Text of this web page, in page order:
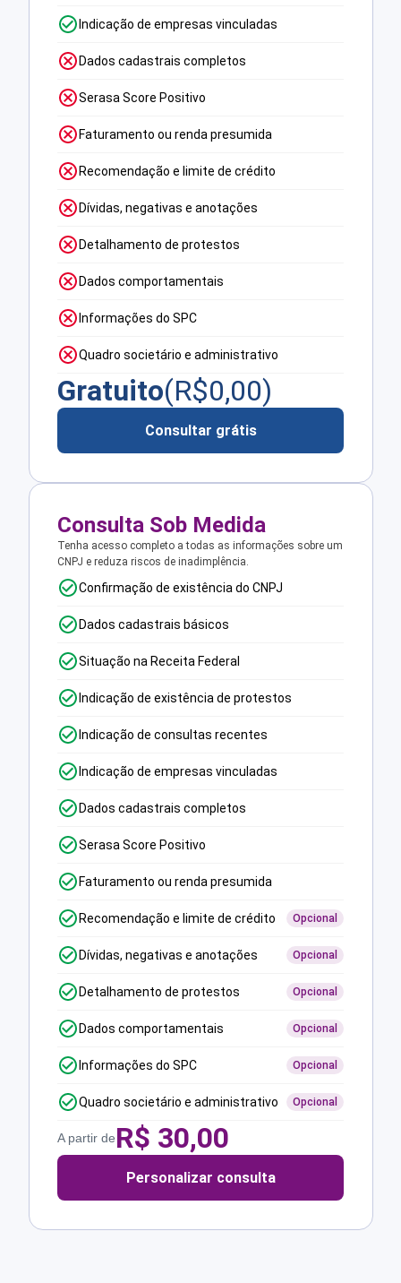
Indicação de empresas vinculadas
Dados cadastrais completos
Serasa Score Positivo
Faturamento ou renda presumida
Recomendação e limite de crédito
Dívidas, negativas e anotações
Detalhamento de protestos
Dados comportamentais
Informações do SPC
Quadro societário e administrativo
Gratuito(R$0,00)
Consultar grátis
Consulta Sob Medida
Tenha acesso completo a todas as informações sobre um
CNPJ e reduza riscos de inadimplência.
Confirmação de existência do CNPJ
Dados cadastrais básicos
Situação na Receita Federal
Indicação de existência de protestos
Indicação de consultas recentes
Indicação de empresas vinculadas
Dados cadastrais completos
Serasa Score Positivo
Faturamento ou renda presumida
Recomendação e limite de crédito Opcional
Dívidas, negativas e anotações Opcional
Detalhamento de protestos Opcional
Dados comportamentais Opcional
Informações do SPC Opcional
Quadro societário e administrativo Opcional
A partir deR$ 30,00
Personalizar consulta